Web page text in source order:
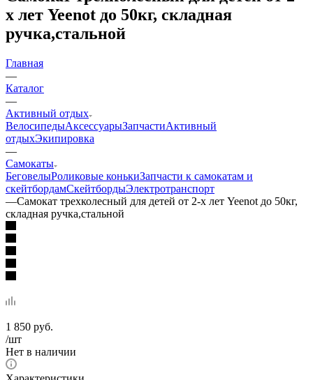
х лет Yeenot до 50кг, складная
ручка,стальной
Главная
—
Каталог
—
Активный отдых
ВелосипедыАксессуарыЗапчастиАктивный
отдыхЭкипировка
—
Самокаты
БеговелыРоликовые конькиЗапчасти к самокатам и
скейтбордамСкейтбордыЭлектротранспорт
—Самокат трехколесный для детей от 2-х лет Yeenot до 50кг,
складная ручка,стальной
1 850 руб.
/шт
Нет в наличии